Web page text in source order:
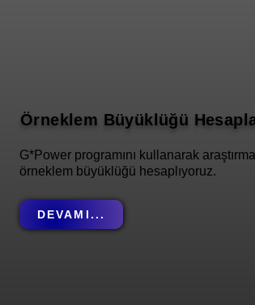
Örneklem Büyüklüğü
G*Power programını kullanarak
örneklem büyüklüğü hesaplıyoruz.
DEVAMI...